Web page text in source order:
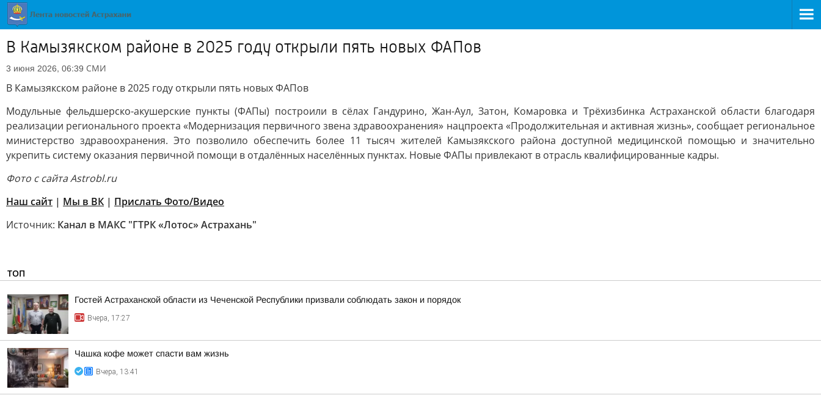
В Камызякском районе в 2025 году открыли пять новых ФАПов
3 июня 2026, 06:39 СМИ
В Камызякском районе в 2025 году открыли пять новых ФАПов
Модульные фельдшерско-акушерские пункты (ФАПы) построили в сёлах Гандурино, Жан-Аул, Затон, Комаровка и Трёхизбинка Астраханской области благодаря
реализации регионального проекта «Модернизация первичного звена здравоохранения» нацпроекта «Продолжительная и активная жизнь», сообщает региональное
министерство здравоохранения. Это позволило обеспечить более 11 тысяч жителей Камызякского района доступной медицинской помощью и значительно
укрепить систему оказания первичной помощи в отдалённых населённых пунктах. Новые ФАПы привлекают в отрасль квалифицированные кадры.
Фото с сайта Astrobl.ru
Наш сайт | Мы в ВК | Прислать Фото/Видео
Источник: Канал в МАКС "ГТРК «Лотос» Астрахань"
ТОП
Гостей Астраханской области из Чеченской Республики призвали соблюдать закон и порядок
Вчера, 17:27
Чашка кофе может спасти вам жизнь
Вчера, 13:41